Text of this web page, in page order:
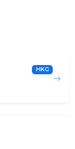
HKG